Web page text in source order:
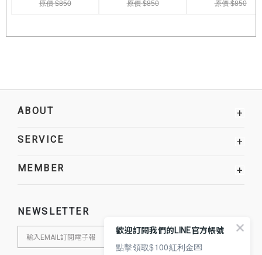
ABOUT +
SERVICE +
MEMBER +
NEWSLETTER
歡迎訂閱我們的LINE官方帳號
點擊領取$100紅利金💌